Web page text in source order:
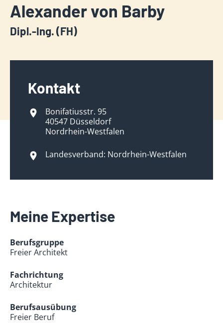
Alexander von Barby
Dipl.-Ing. (FH)
Kontakt
Bonifatiusstr. 95
40547 Düsseldorf
Nordrhein-Westfalen
Landesverband: Nordrhein-Westfalen
Meine Expertise
Berufsgruppe
Freier Architekt
Fachrichtung
Architektur
Berufsausübung
Freier Beruf